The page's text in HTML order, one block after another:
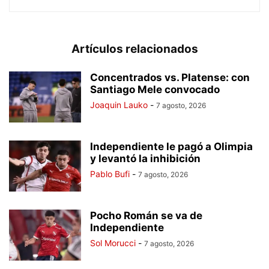
Artículos relacionados
Concentrados vs. Platense: con
Santiago Mele convocado
Joaquin Lauko - 7 agosto, 2026
Independiente le pagó a Olimpia
y levantó la inhibición
Pablo Bufi - 7 agosto, 2026
Pocho Román se va de
Independiente
Sol Morucci - 7 agosto, 2026